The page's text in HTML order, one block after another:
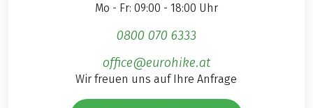
Mo - Fr: 09:00 - 18:00 Uhr
0800 070 6333
office@eurohike.at
Wir freuen uns auf Ihre Anfrage